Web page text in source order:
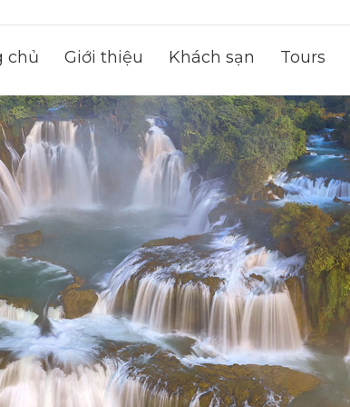
chủ Giới thiệu Khách sạn Tours